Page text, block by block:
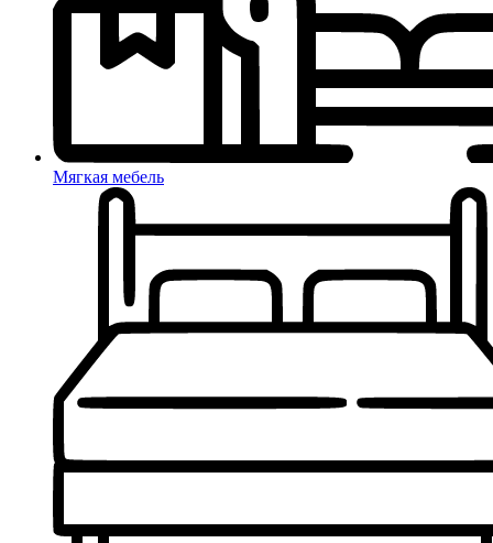
Мягкая мебель